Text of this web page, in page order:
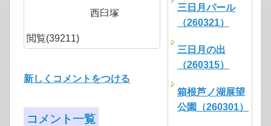
西臼塚
閲覧(39211)
新しくコメントをつける
コメント一覧
三日月パール
（260321）
三日月の出
（260315）
箱根芦ノ湖展望
公園（260301）